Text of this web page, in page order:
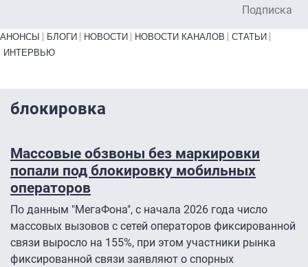
Подписка
Primary links bottom
АНОНСЫ БЛОГИ НОВОСТИ НОВОСТИ КАНАЛОВ
СТАТЬИ
ИНТЕРВЬЮ
блокировка
Массовые обзвоны без маркировки
попали под блокировку мобильных
операторов
По данным "МегаФона", с начала 2026 года число
массовых вызовов с сетей операторов фиксированной
связи выросло на 155%, при этом участники рынка
фиксированной связи заявляют о спорных